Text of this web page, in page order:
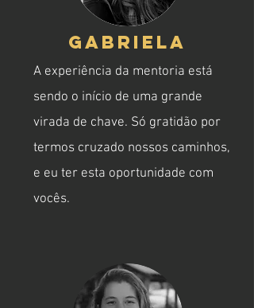
gabriela
A experiência da mentoria está
sendo o início de uma grande
virada de chave. Só gratidão por
termos cruzado nossos caminhos,
e eu ter esta oportunidade com
vocês.